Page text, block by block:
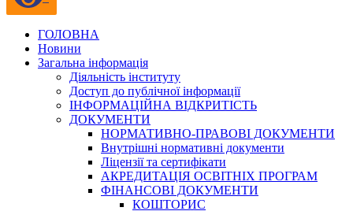
ГОЛОВНА
Новини
Загальна інформація
Діяльність інституту
Доступ до публічної інформації
ІНФОРМАЦІЙНА ВІДКРИТІСТЬ
ДОКУМЕНТИ
НОРМАТИВНО-ПРАВОВІ ДОКУМЕНТИ
Внутрішні нормативні документи
Ліцензії та сертифікати
АКРЕДИТАЦІЯ ОСВІТНІХ ПРОГРАМ
ФІНАНСОВІ ДОКУМЕНТИ
КОШТОРИС